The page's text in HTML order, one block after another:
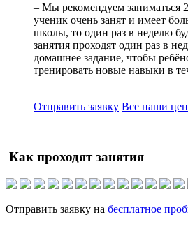
– Мы рекомендуем заниматься
ученик очень занят и имеет
школы, то один раз в неделю
занятия проходят один раз в
домашнее задание, чтобы
тренировать новые навыки в
Отправить заявку Все наши
Как проходят занятия
Отправить заявку на бесплатное